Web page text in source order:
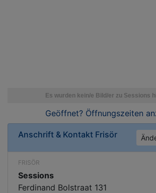
Geöffnet? Öffnungszeiten
Anschrift & Kontakt Frisör
FRISÖR
Sessions
Ferdinand Bolstraat 131